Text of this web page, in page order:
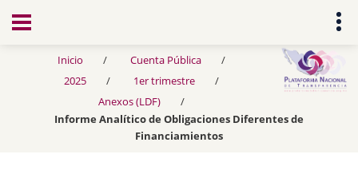
Transparencia
Inicio
Cuenta Pública
2025
1er trimestre
Anexos (LDF)
Informe Analítico de Obligaciones Diferentes de
Financiamientos